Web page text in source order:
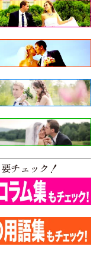
要チェック！